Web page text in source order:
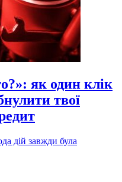
як один клік
твої
дій завжди була